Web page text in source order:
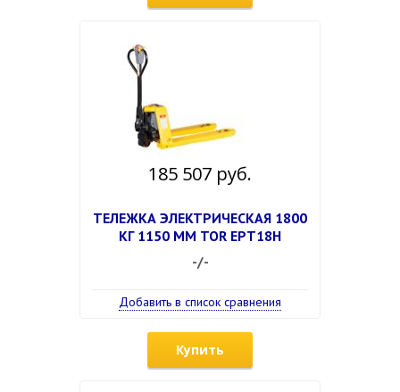
185 507 руб.
ТЕЛЕЖКА ЭЛЕКТРИЧЕСКАЯ 1800
КГ 1150 ММ TOR EPT18H
-/-
Добавить в список сравнения
Купить